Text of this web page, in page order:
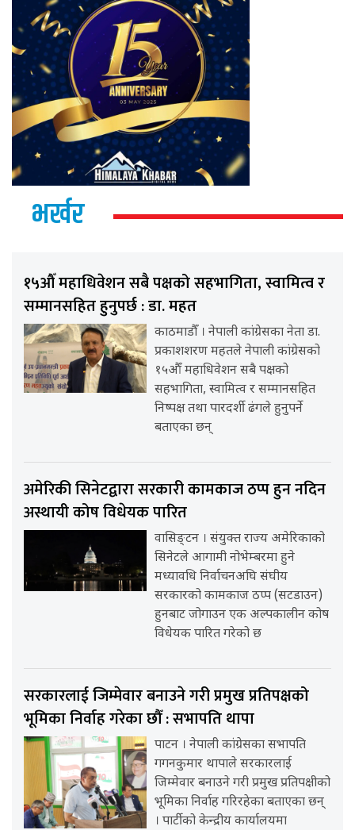
भर्खर
१५औँ महाधिवेशन सबै पक्षको सहभागिता, स्वामित्व र
सम्मानसहित हुनुपर्छ : डा. महत
काठमाडौँ । नेपाली कांग्रेसका नेता डा.
प्रकाशशरण महतले नेपाली कांग्रेसको
१५औँ महाधिवेशन सबै पक्षको
सहभागिता, स्वामित्व र सम्मानसहित
निष्पक्ष तथा पारदर्शी ढंगले हुनुपर्ने
बताएका छन्
अमेरिकी सिनेटद्वारा सरकारी कामकाज ठप्प हुन नदिन
अस्थायी कोष विधेयक पारित
वासिङ्टन । संयुक्त राज्य अमेरिकाको
सिनेटले आगामी नोभेम्बरमा हुने
मध्यावधि निर्वाचनअघि संघीय
सरकारको कामकाज ठप्प (सटडाउन)
हुनबाट जोगाउन एक अल्पकालीन कोष
विधेयक पारित गरेको छ
सरकारलाई जिम्मेवार बनाउने गरी प्रमुख प्रतिपक्षको
भूमिका निर्वाह गरेका छौँ : सभापति थापा
पाटन । नेपाली कांग्रेसका सभापति
गगनकुमार थापाले सरकारलाई
जिम्मेवार बनाउने गरी प्रमुख प्रतिपक्षीको
भूमिका निर्वाह गरिरहेका बताएका छन्
। पार्टीको केन्द्रीय कार्यालयमा